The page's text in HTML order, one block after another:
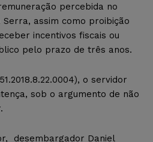
percebida no
assim como proibição
incentivos fiscais ou
pelo prazo de três anos.
o servidor
sob o argumento de não
desembargador Daniel